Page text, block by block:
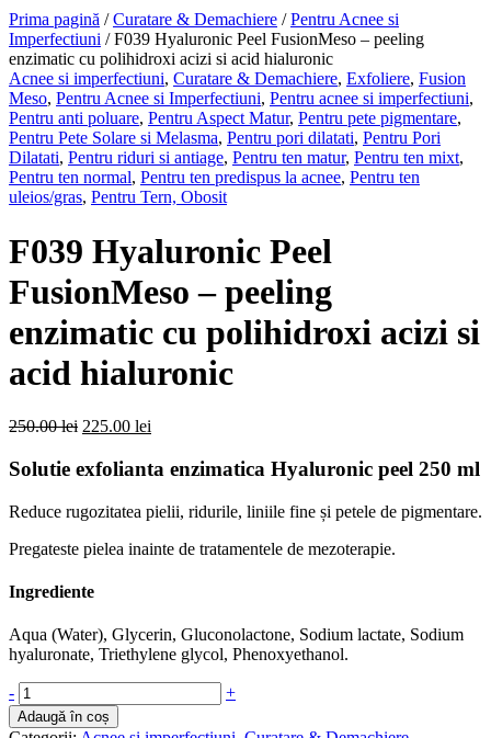
Prima pagină /Curatare & Demachiere /Pentru Acnee si
Imperfectiuni / F039 Hyaluronic Peel FusionMeso – peeling
enzimatic cu polihidroxi acizi si acid hialuronic
Acnee si imperfectiuni, Curatare & Demachiere, Exfoliere, Fusion
Meso, Pentru Acnee si Imperfectiuni, Pentru acnee si imperfectiuni,
Pentru anti poluare, Pentru Aspect Matur, Pentru pete pigmentare,
Pentru Pete Solare si Melasma, Pentru pori dilatati, Pentru Pori
Dilatati, Pentru riduri si antiage, Pentru ten matur, Pentru ten mixt,
Pentru ten normal, Pentru ten predispus la acnee, Pentru ten
uleios/gras, Pentru Tern, Obosit
F039 Hyaluronic Peel
FusionMeso – peeling
enzimatic cu polihidroxi acizi si
acid hialuronic
250.00lei Prețul
a
250.00 lei.
225.00 lei
este:
Solutie exfolianta enzimatica Hyaluronic peel 250 ml
Reduce rugozitatea pielii, ridurile, liniile fine și petele de pigmentare.
Pregateste pielea inainte de tratamentele de mezoterapie.
Ingrediente
Aqua (Water), Glycerin, Gluconolactone, Sodium lactate, Sodium
hyaluronate, Triethylene glycol, Phenoxyethanol.
- Cantitate
F039
Hyaluronic
+
Adaugă în coș